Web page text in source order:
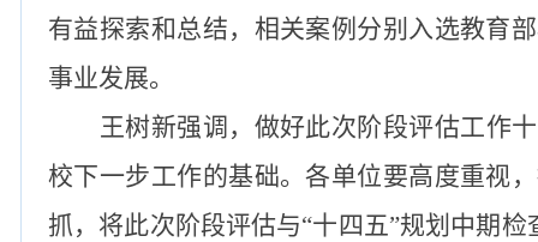
有益探索和总结，相关案例分别入选教育
事业发展。
王树新强调，做好此次阶段评估工作
校下一步工作的基础。各单位要高度重视
抓，将此次阶段评估与“十四五”规划中期